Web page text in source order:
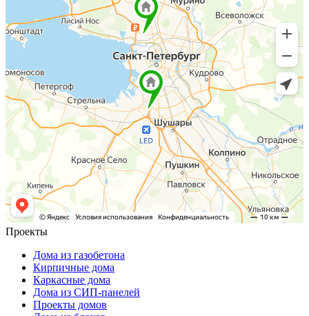
Проекты
Дома из газобетона
Кирпичные дома
Каркасные дома
Дома из СИП-панелей
Проекты домов